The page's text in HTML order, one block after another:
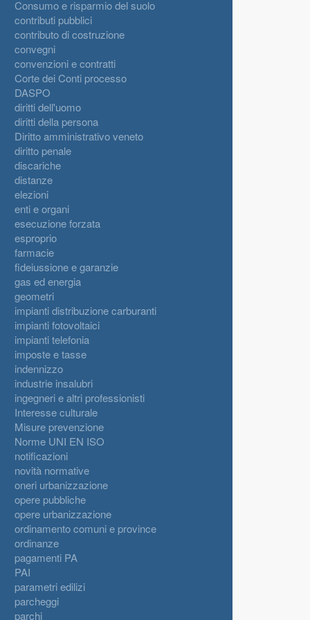
Consumo e risparmio del suolo
contributi pubblici
contributo di costruzione
convegni
convenzioni e contratti
Corte dei Conti processo
DASPO
diritti dell'uomo
diritti della persona
Diritto amministrativo veneto
diritto penale
discariche
distanze
elezioni
enti e organi
esecuzione forzata
esproprio
farmacie
fideiussione e garanzie
gas ed energia
geometri
impianti distribuzione carburanti
impianti fotovoltaici
impianti telefonia
imposte e tasse
indennizzo
industrie insalubri
ingegneri e altri professionisti
Interesse culturale
Misure prevenzione
Norme UNI EN ISO
notificazioni
novità normative
oneri urbanizzazione
opere pubbliche
opere urbanizzazione
ordinamento comuni e province
ordinanze
pagamenti PA
PAI
parametri edilizi
parcheggi
parchi